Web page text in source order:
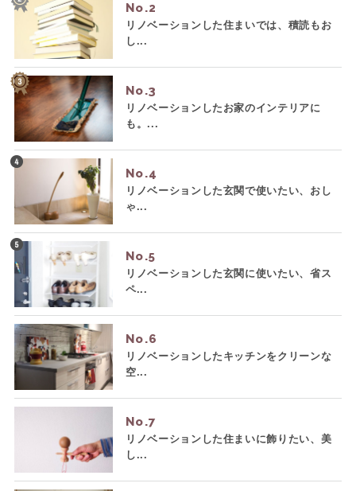
No.
リノベーションした住まいでは、積読もお
し...
No.
リノベーションしたお家のインテリアに
も。...
No.
リノベーションした玄関で使いたい、おし
ゃ...
No.
リノベーションした玄関に使いたい、省ス
ペ...
No.
リノベーションしたキッチンをクリーンな
空...
No.
リノベーションした住まいに飾りたい、美
し...